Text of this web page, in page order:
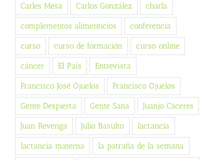
Carles Mesa Carlos González charla
complementos alimenticios conferencia
curso curso de formación curso online
cáncer El País Entrevista
Francisco José Ojuelos Francisco Ojuelos
Gente Despierta Gente Sana Juanjo Cáceres
Juan Revenga Julio Basulto lactancia
lactancia materna la patraña de la semana